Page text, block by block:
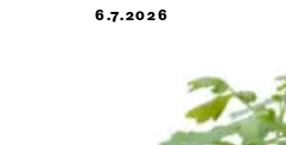
6.7.2026